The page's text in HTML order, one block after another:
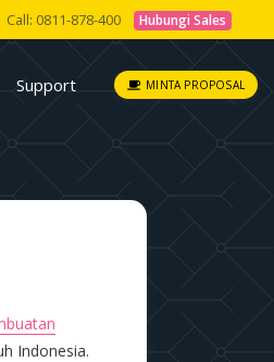
Call: 0811-878-400 Hubungi Sales
Support MINTA PROPOSAL
Indonesia.